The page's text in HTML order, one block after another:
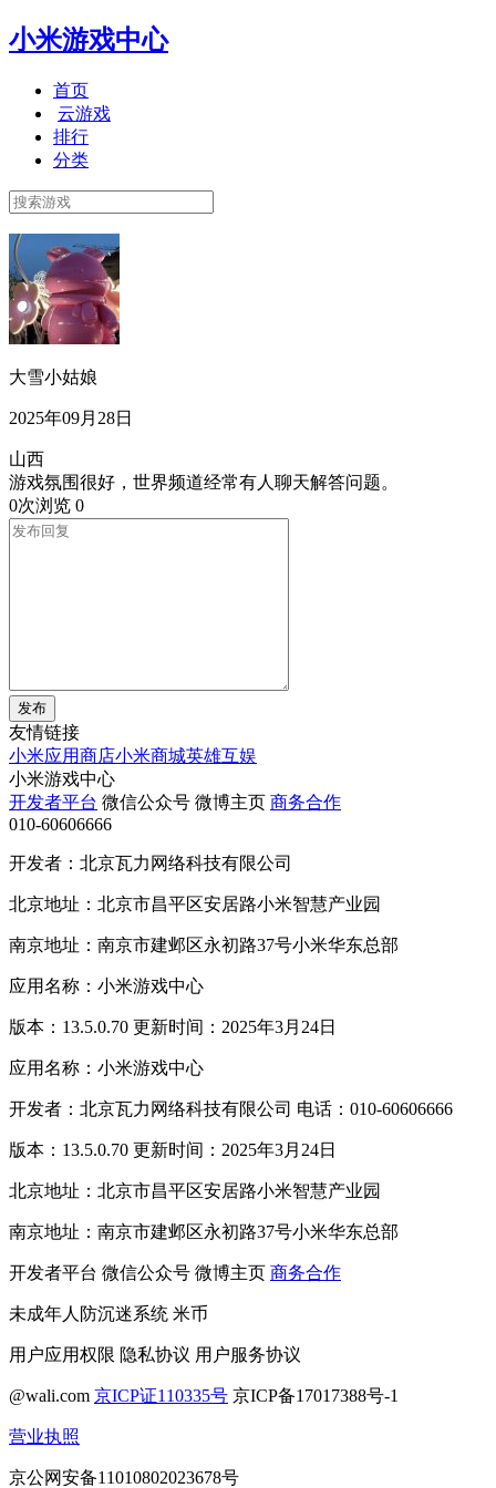
小米游戏中心
首页
云游戏
排行
分类
大雪小姑娘
2025年09月28日
山西
游戏氛围很好，世界频道经常有人聊天解答问题。
0次浏览 0
发布
友情链接
小米应用商店小米商城英雄互娱
小米游戏中心
开发者平台 微信公众号 微博主页 商务合作
010-60606666
开发者：北京瓦力网络科技有限公司
北京地址：北京市昌平区安居路小米智慧产业园
南京地址：南京市建邺区永初路37号小米华东总部
应用名称：小米游戏中心
版本：13.5.0.70 更新时间：2025年3月24日
应用名称：小米游戏中心
开发者：北京瓦力网络科技有限公司 电话：010-60606666
版本：13.5.0.70 更新时间：2025年3月24日
北京地址：北京市昌平区安居路小米智慧产业园
南京地址：南京市建邺区永初路37号小米华东总部
开发者平台 微信公众号 微博主页 商务合作
未成年人防沉迷系统 米币
用户应用权限 隐私协议 用户服务协议
@wali.com 京ICP证110335号 京ICP备17017388号-1
营业执照
京公网安备11010802023678号